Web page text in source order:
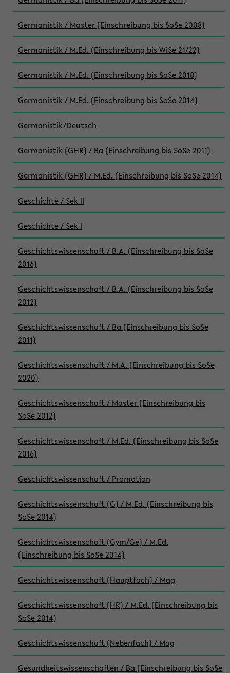
Germanistik / Master (Einschreibung bis SoSe 2008)
Germanistik / M.Ed. (Einschreibung bis WiSe 21/22)
Germanistik / M.Ed. (Einschreibung bis SoSe 2018)
Germanistik / M.Ed. (Einschreibung bis SoSe 2014)
Germanistik/Deutsch
Germanistik (GHR) / Ba (Einschreibung bis SoSe 2011)
Germanistik (GHR) / M.Ed. (Einschreibung bis SoSe 2014)
Geschichte / Sek II
Geschichte / Sek I
Geschichtswissenschaft / B.A. (Einschreibung bis SoSe
2016)
Geschichtswissenschaft / B.A. (Einschreibung bis SoSe
2012)
Geschichtswissenschaft / Ba (Einschreibung bis SoSe
2011)
Geschichtswissenschaft / M.A. (Einschreibung bis SoSe
2020)
Geschichtswissenschaft / Master (Einschreibung bis
SoSe 2012)
Geschichtswissenschaft / M.Ed. (Einschreibung bis SoSe
2016)
Geschichtswissenschaft / Promotion
Geschichtswissenschaft (G) / M.Ed. (Einschreibung bis
SoSe 2014)
Geschichtswissenschaft (Gym/Ge) / M.Ed.
(Einschreibung bis SoSe 2014)
Geschichtswissenschaft (Hauptfach) / Mag
Geschichtswissenschaft (HR) / M.Ed. (Einschreibung bis
SoSe 2014)
Geschichtswissenschaft (Nebenfach) / Mag
Gesundheitswissenschaften / Ba (Einschreibung bis SoSe